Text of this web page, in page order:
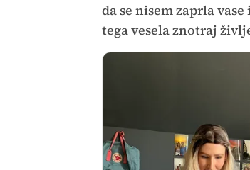
da se nisem zaprla
tega vesela znotraj